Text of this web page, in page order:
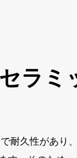
ラミ
耐久性があり